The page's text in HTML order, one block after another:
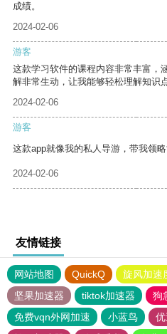
成绩。
2024-02-06
游客
这款学习软件的课程内容非常丰富，
解非常生动，让我能够轻松理解知识点
2024-02-06
游客
这款app就像我的私人导游，带我领略
2024-02-06
友情链接
网站地图 QuickQ 旋风加速
坚果加速器
tiktok加速器
狗
免费vqn外网加速
小蓝鸟